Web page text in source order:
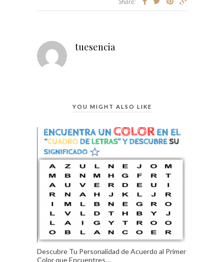
tuesencia
YOU MIGHT ALSO LIKE
Descubre Tu Personalidad de Acuerdo al Primer
Color que Encuentres…